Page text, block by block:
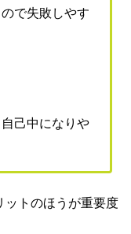
で失敗しやす
己中になりや
ットのほうが重要度